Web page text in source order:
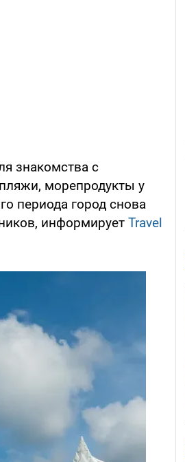
знакомства с
морепродукты у
периода город снова
информирует Travel